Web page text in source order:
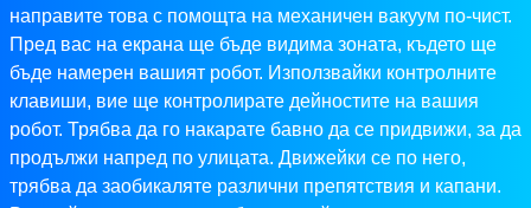
направите това с помощта на механичен вакуум по-чист.
Пред вас на екрана ще бъде видима зоната, където ще
бъде намерен вашият робот. Използвайки контролните
клавиши, вие ще контролирате дейностите на вашия
робот. Трябва да го накарате бавно да се придвижи, за да
продължи напред по улицата. Движейки се по него,
трябва да заобикаляте различни препятствия и капани.